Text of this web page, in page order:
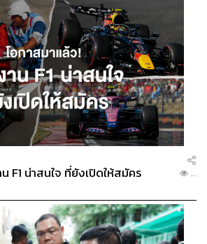
F1 น่าสนใจ ที่ยังเปิดให้สมัคร ...